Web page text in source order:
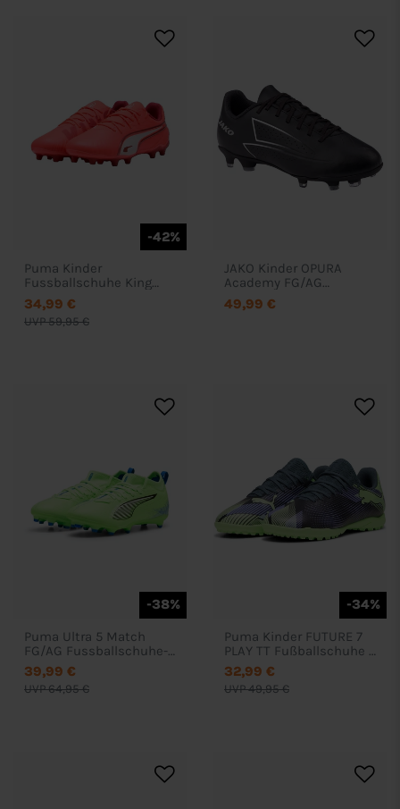
-42%
Puma Kinder
Fussballschuhe King
Match FG/AG - 108320
UVP 59,95 €
34,99 €
JAKO Kinder OPURA
Academy FG/AG
Fußballschuh - 5555
49,99 €
-38%
Puma Ultra 5 Match
FG/AG Fussballschuhe-
108096
UVP 64,95 €
39,99 €
-34%
Puma Kinder FUTURE 7
PLAY TT Fußballschuhe -
107950
UVP 49,95 €
32,99 €